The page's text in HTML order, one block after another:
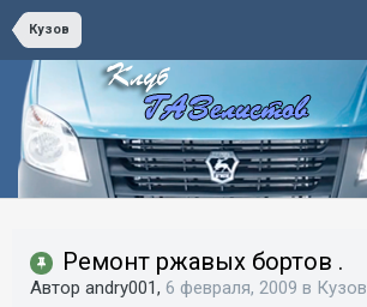
Кузов
Ремонт ржавых бортов .
Автор andry001, 6 февраля, 2009 в Кузов